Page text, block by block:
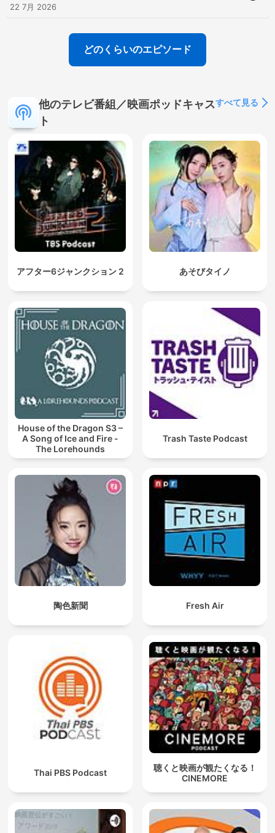
22 7月 2026
どのくらいのエピソード
他のテレビ番組／映画ポッドキャス
ト
すべて見る
アフター6ジャンクション 2 あそびタイノ
House of the Dragon S3 –
A Song of Ice and Fire -
The Lorehounds
Trash Taste Podcast
陶色新聞 Fresh Air
Thai PBS Podcast
聴くと映画が観たくなる！
CINEMORE